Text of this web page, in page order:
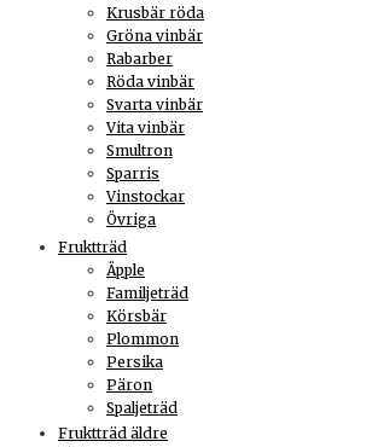
Krusbär röda
Gröna vinbär
Rabarber
Röda vinbär
Svarta vinbär
Vita vinbär
Smultron
Sparris
Vinstockar
Övriga
Fruktträd
Äpple
Familjeträd
Körsbär
Plommon
Persika
Päron
Spaljeträd
Fruktträd äldre